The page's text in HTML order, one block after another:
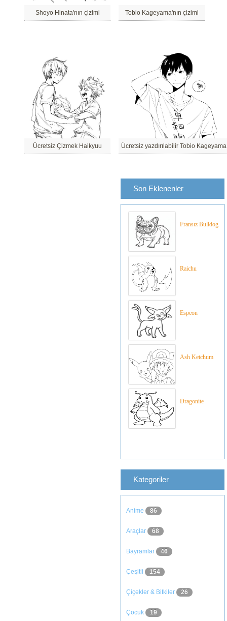
Shoyo Hinata'nın çizimi Tobio Kageyama'nın çizimi
Ücretsiz Çizmek Haikyuu Ücretsiz yazdırılabilir Tobio Kageyama
Son Eklenenler
Fransız Bulldog
Raichu
Espeon
Ash Ketchum
Dragonite
Kategoriler
Anime 86
Araçlar 68
Bayramlar 46
Çeşitli 154
Çiçekler & Bitkiler 26
Çocuk 19